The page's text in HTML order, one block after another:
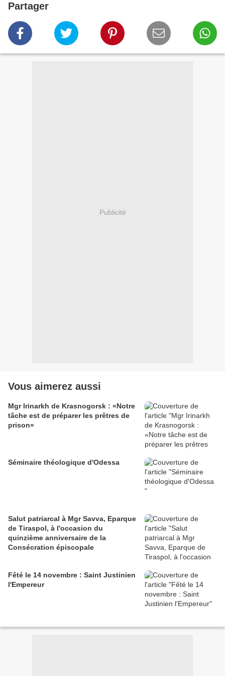
Partager
Publicité
Vous aimerez aussi
Mgr Irinarkh de Krasnogorsk : «Notre
tâche est de préparer les prêtres de
prison»
Séminaire théologique d'Odessa
Salut patriarcal à Mgr Savva, Eparque
de Tiraspol, à l'occasion du
quinzième anniversaire de la
Consécration épiscopale
Fêté le 14 novembre : Saint Justinien
l'Empereur